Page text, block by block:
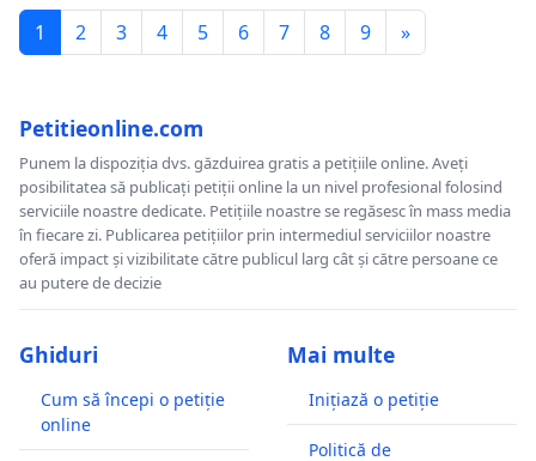
1 2 3 4 5 6 7 8 9 »
Petitieonline.com
Punem la dispoziția dvs. găzduirea gratis a petițiile online. Aveți
posibilitatea să publicați petiții online la un nivel profesional folosind
serviciile noastre dedicate. Petițiile noastre se regăsesc în mass media
în fiecare zi. Publicarea petițiilor prin intermediul serviciilor noastre
oferă impact și vizibilitate către publicul larg cât și către persoane ce
au putere de decizie
Ghiduri
Cum să începi o petiție
online
Mai multe
Inițiază o petiție
Politică de